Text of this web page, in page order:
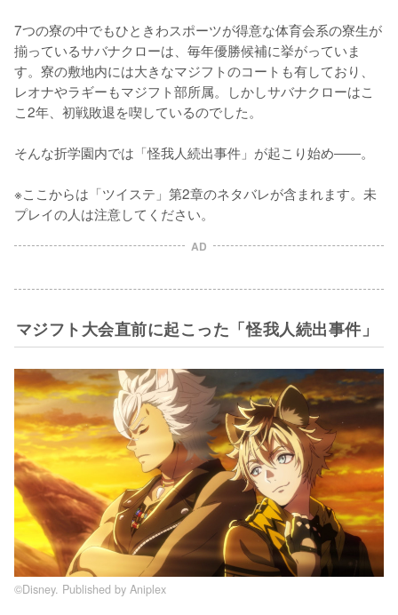
7つの寮の中でもひときわスポーツが得意な体育会系の寮生が
揃っているサバナクローは、毎年優勝候補に挙がっていま
す。寮の敷地内には大きなマジフトのコートも有しており、
レオナやラギーもマジフト部所属。しかしサバナクローはこ
こ2年、初戦敗退を喫しているのでした。
そんな折学園内では「怪我人続出事件」が起こり始め――。
※ここからは「ツイステ」第2章のネタバレが含まれます。未
プレイの人は注意してください。
AD
マジフト大会直前に起こった「怪我人続出事件」
©Disney. Published by Aniplex